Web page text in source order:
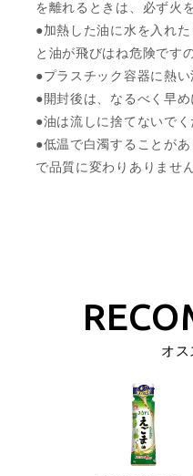
を離れるときは、必ず火
●加熱した油に水を入れ
と油が飛びはね危険です
●プラスチック容器に熱い
●開封後は、なるべく早め
●油は流しに捨てないでく
●低温で白濁することが
で品質に変わりありません
オス